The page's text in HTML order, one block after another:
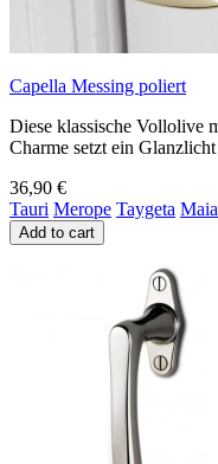
Capella Messing poliert
Diese klassische Vollolive
Charme setzt ein Glanzlicht
36,90 €
Tauri Merope Taygeta Maia
Add to cart